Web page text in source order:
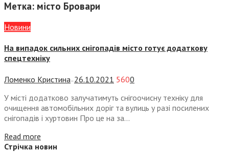
Метка: місто Бровари
Новини
На випадок сильних снігопадів місто готує додаткову
спецтехніку
Ломенко Кристина — 26.10.2021 5600
У місті додатково залучатимуть снігоочисну техніку для
очищення автомобільних доріг та вулиць у разі посилених
снігопадів і хуртовин Про це на за...
Read more
Стрічка новин